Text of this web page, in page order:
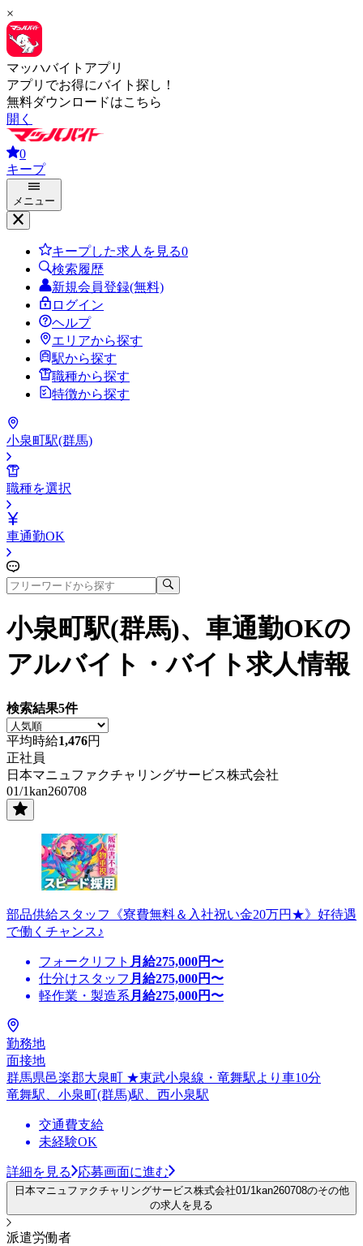
×
マッハバイトアプリ
アプリでお得にバイト探し！
無料ダウンロードはこちら
開く
0
キープ
メニュー
キープした求人を見る0
検索履歴
新規会員登録(無料)
ログイン
ヘルプ
エリアから探す
駅から探す
職種から探す
特徴から探す
小泉町駅(群馬)
職種を選択
車通勤OK
小泉町駅(群馬)、車通勤OKの
アルバイト・バイト求人情報
検索結果5件
平均時給1,476円
正社員
日本マニュファクチャリングサービス株式会社
01/1kan260708
部品供給スタッフ《寮費無料＆入社祝い金20万円★》好待遇
で働くチャンス♪
フォークリフト 月給275,000円〜
仕分けスタッフ 月給275,000円〜
軽作業・製造系 月給275,000円〜
勤務地
面接地
群馬県邑楽郡大泉町 ★東武小泉線・竜舞駅より車10分
竜舞駅、小泉町(群馬)駅、西小泉駅
交通費支給
未経験OK
詳細を見る 応募画面に進む
日本マニュファクチャリングサービス株式会社01/1kan260708のその他
の求人を見る
派遣労働者